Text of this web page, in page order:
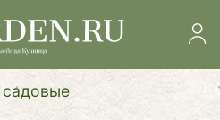
к
содержанию